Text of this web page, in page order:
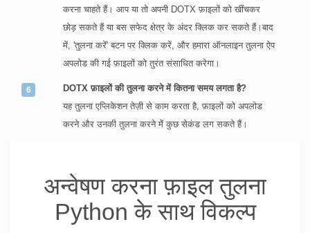
करना चाहते हैं। आप या तो अपनी DOTX फ़ाइलों को खींचकर
छोड़ सकते हैं या बस सफेद क्षेत्र के अंदर क्लिक कर सकते हैं।बाद
में, 'तुलना करें' बटन पर क्लिक करें, और हमारा ऑनलाइन तुलना ऐप
अपलोड की गई फ़ाइलों को तुरंत संसाधित करेगा।
DOTX फ़ाइलों की तुलना करने में कितना समय लगता है?
यह तुलना एप्लिकेशन तेज़ी से काम करता है, फ़ाइलों को अपलोड
करने और उनकी तुलना करने में कुछ सेकंड लग सकते हैं।
अन्वेषण करना फ़ाइल तुलना
Python के साथ विकल्प